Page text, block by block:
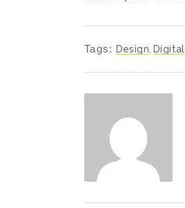
Tags: Design Digital